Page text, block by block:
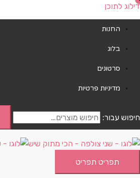
דילוג לתוכן
החנות
בלוג
סרטונים
מדיניות פרטיות
חיפוש עבור:
תפריט תפריט